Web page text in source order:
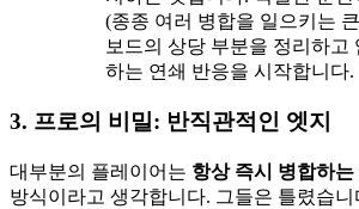
(종종 여러 병합을 일으키는
보드의 상당 부분을 정리하고
하는 연쇄 반응을 시작합니다.
3. 프로의 비밀: 반직관적인 엣지
대부분의 플레이어는 항상 즉시 병합하는
방식이라고 생각합니다. 그들은 틀렸습니